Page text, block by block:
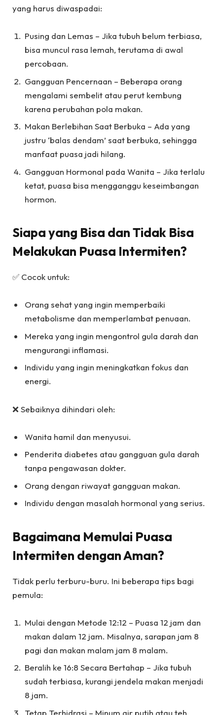
yang harus diwaspadai:
Pusing dan Lemas – Jika tubuh belum terbiasa,
bisa muncul rasa lemah, terutama di awal
percobaan.
Gangguan Pencernaan – Beberapa orang
mengalami sembelit atau perut kembung
karena perubahan pola makan.
Makan Berlebihan Saat Berbuka – Ada yang
justru ‘balas dendam’ saat berbuka, sehingga
manfaat puasa jadi hilang.
Gangguan Hormonal pada Wanita – Jika terlalu
ketat, puasa bisa mengganggu keseimbangan
hormon.
Siapa yang Bisa dan Tidak Bisa
Melakukan Puasa Intermiten?
✅ Cocok untuk:
Orang sehat yang ingin memperbaiki
metabolisme dan memperlambat penuaan.
Mereka yang ingin mengontrol gula darah dan
mengurangi inflamasi.
Individu yang ingin meningkatkan fokus dan
energi.
❌ Sebaiknya dihindari oleh:
Wanita hamil dan menyusui.
Penderita diabetes atau gangguan gula darah
tanpa pengawasan dokter.
Orang dengan riwayat gangguan makan.
Individu dengan masalah hormonal yang serius.
Bagaimana Memulai Puasa
Intermiten dengan Aman?
Tidak perlu terburu-buru. Ini beberapa tips bagi
pemula:
Mulai dengan Metode 12:12 – Puasa 12 jam dan
makan dalam 12 jam. Misalnya, sarapan jam 8
pagi dan makan malam jam 8 malam.
Beralih ke 16:8 Secara Bertahap – Jika tubuh
sudah terbiasa, kurangi jendela makan menjadi
8 jam.
Tetap Terhidrasi – Minum air putih atau teh